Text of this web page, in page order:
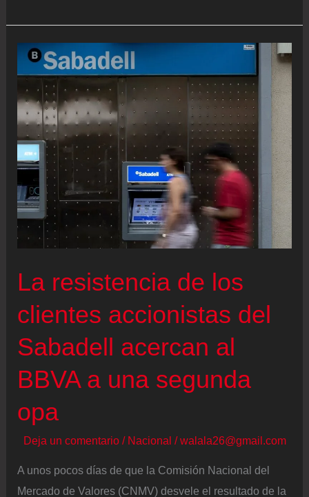
la
guerra
por
Warner
Bros.
tras
la
renuncia
de
Netflix
a
La resistencia de los
clientes accionistas del
Sabadell acercan al
BBVA a una segunda
opa
Deja un comentario / Nacional /walala26@gmail.com
A unos pocos días de que la Comisión Nacional del
Mercado de Valores (CNMV) desvele el resultado de la